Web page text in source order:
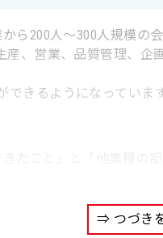
ら200人～300人規模の
、営業、品質管理、企画
きるようになっています
⇒ つづき